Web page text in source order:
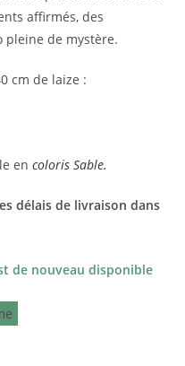
affirmés, des
pleine de mystère.
cm de laize :
encoloris Sable.
délais de livraison dans
de nouveau disponible